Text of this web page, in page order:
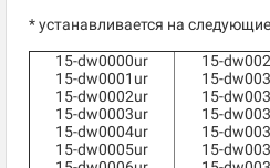
* устанавливается на
15-dw0000ur
15-dw0001ur
15-dw0002ur
15-dw0003ur
15-dw0004ur
15-dw0005ur
15-
15-
15-
15-
15-
15-